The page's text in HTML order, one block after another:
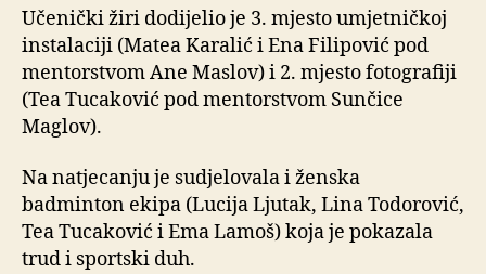
Učenički žiri dodijelio je 3. mjesto umjetničkoj
instalaciji (Matea Karalić i Ena Filipović pod
mentorstvom Ane Maslov) i 2. mjesto fotografiji
(Tea Tucaković pod mentorstvom Sunčice
Maglov).
Na natjecanju je sudjelovala i ženska
badminton ekipa (Lucija Ljutak, Lina Todorović,
Tea Tucaković i Ema Lamoš) koja je pokazala
trud i sportski duh.